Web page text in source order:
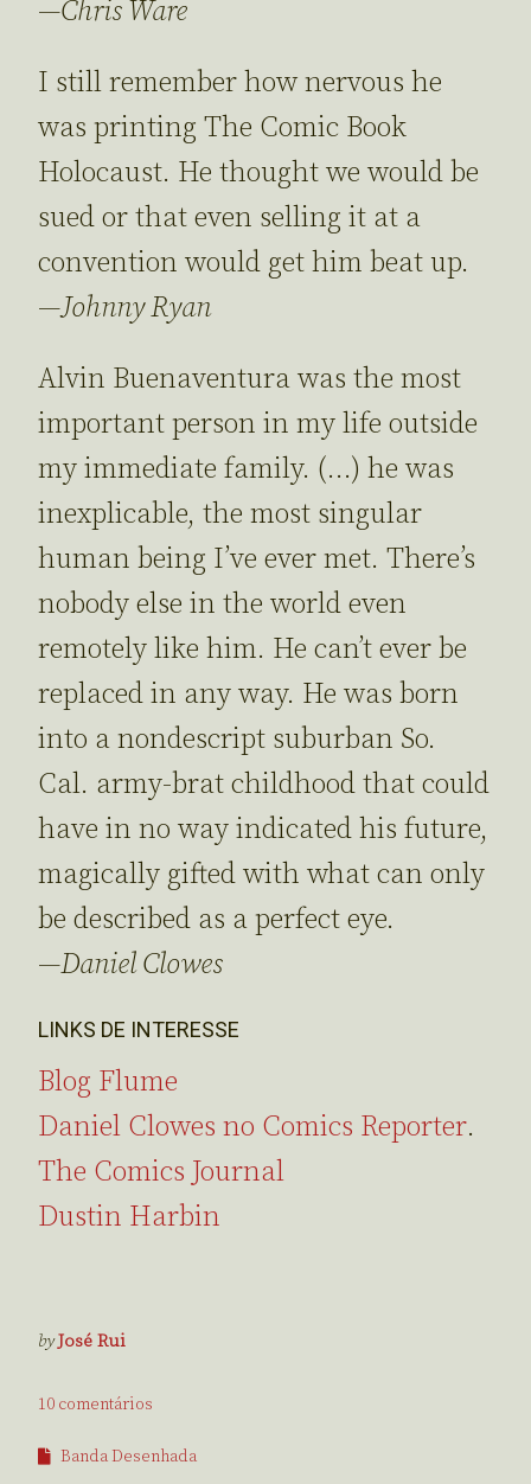
—Chris Ware
I still remember how nervous he
was printing The Comic Book
Holocaust. He thought we would be
sued or that even selling it at a
convention would get him beat up.
—Johnny Ryan
Alvin Buenaventura was the most
important person in my life outside
my immediate family. (…) he was
inexplicable, the most singular
human being I’ve ever met. There’s
nobody else in the world even
remotely like him. He can’t ever be
replaced in any way. He was born
into a nondescript suburban So.
Cal. army-brat childhood that could
have in no way indicated his future,
magically gifted with what can only
be described as a perfect eye.
—Daniel Clowes
LINKS DE INTERESSE
Blog Flume
Daniel Clowes no Comics Reporter.
The Comics Journal
Dustin Harbin
byJosé Rui
10 comentários
Banda Desenhada